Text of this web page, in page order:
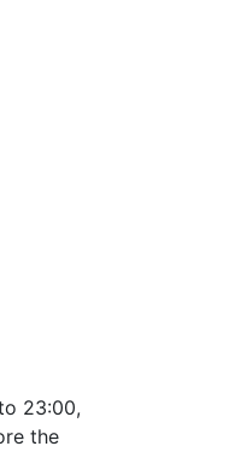
23:00,
the